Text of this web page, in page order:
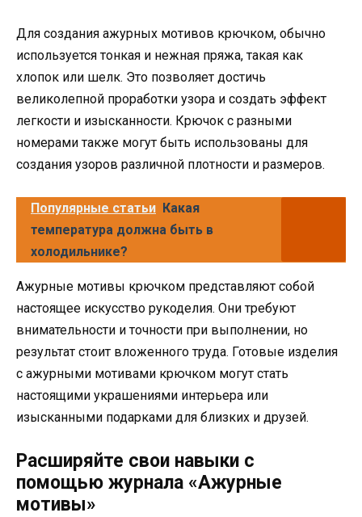
Для создания ажурных мотивов крючком, обычно
используется тонкая и нежная пряжа, такая как
хлопок или шелк. Это позволяет достичь
великолепной проработки узора и создать эффект
легкости и изысканности. Крючок с разными
номерами также могут быть использованы для
создания узоров различной плотности и размеров.
Популярные статьи Какая
температура должна быть в
холодильнике?
Ажурные мотивы крючком представляют собой
настоящее искусство рукоделия. Они требуют
внимательности и точности при выполнении, но
результат стоит вложенного труда. Готовые изделия
с ажурными мотивами крючком могут стать
настоящими украшениями интерьера или
изысканными подарками для близких и друзей.
Расширяйте свои навыки с
помощью журнала «Ажурные
мотивы»